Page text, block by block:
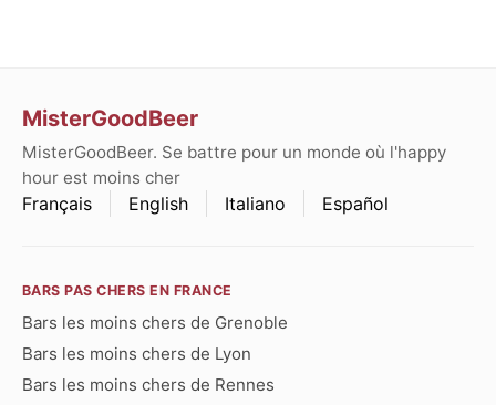
MisterGoodBeer
MisterGoodBeer. Se battre pour un monde où l'happy
hour est moins cher
Français English Italiano Español
BARS PAS CHERS EN FRANCE
Bars les moins chers de Grenoble
Bars les moins chers de Lyon
Bars les moins chers de Rennes